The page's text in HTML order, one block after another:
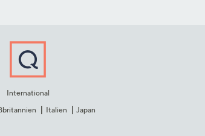
International
Italien Japan